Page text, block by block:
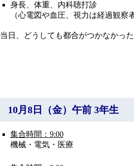
身長、体重、内科聴打診
（心電図や血圧、視力は経過観察
当日、どうしても都合がつかなかっ
10月8日（金）午前 3年生
集合時間：9:00
機械・電気・医療